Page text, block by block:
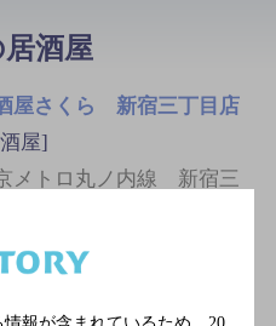
酒屋
屋さくら 新宿三丁目店
屋]
メトロ丸ノ内線 新宿三
線 新宿三丁目駅／東京